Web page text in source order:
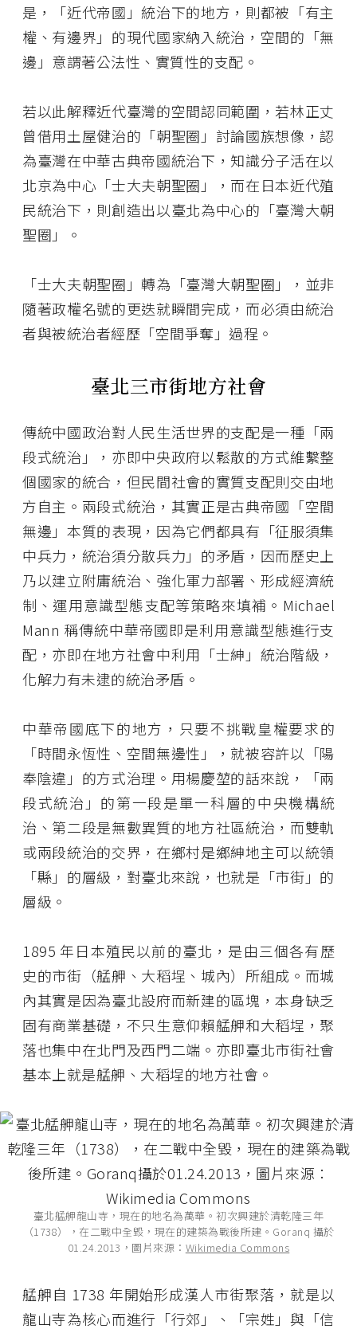
是，「近代帝國」統治下的地方，則都被「有主
權、有邊界」的現代國家納入統治，空間的「無
邊」意謂著公法性、實質性的支配。
若以此解釋近代臺灣的空間認同範圍，若林正丈
曾借用土屋健治的「朝聖圈」討論國族想像，認
為臺灣在中華古典帝國統治下，知識分子活在以
北京為中心「士大夫朝聖圈」，而在日本近代殖
民統治下，則創造出以臺北為中心的「臺灣大朝
聖圈」。
「士大夫朝聖圈」轉為「臺灣大朝聖圈」，並非
隨著政權名號的更迭就瞬間完成，而必須由統治
者與被統治者經歷「空間爭奪」過程。
臺北三市街地方社會
傳統中國政治對人民生活世界的支配是一種「兩
段式統治」，亦即中央政府以鬆散的方式維繫整
個國家的統合，但民間社會的實質支配則交由地
方自主。兩段式統治，其實正是古典帝國「空間
無邊」本質的表現，因為它們都具有「征服須集
中兵力，統治須分散兵力」的矛盾，因而歷史上
乃以建立附庸統治、強化軍力部署、形成經濟統
制、運用意識型態支配等策略來填補。Michael
Mann 稱傳統中華帝國即是利用意識型態進行支
配，亦即在地方社會中利用「士紳」統治階級，
化解力有未逮的統治矛盾。
中華帝國底下的地方，只要不挑戰皇權要求的
「時間永恆性、空間無邊性」，就被容許以「陽
奉陰違」的方式治理。用楊慶堃的話來說，「兩
段式統治」的第一段是單一科層的中央機構統
治、第二段是無數異質的地方社區統治，而雙軌
或兩段統治的交界，在鄉村是鄉紳地主可以統領
「縣」的層級，對臺北來說，也就是「市街」的
層級。
1895 年日本殖民以前的臺北，是由三個各有歷
史的市街（艋舺、大稻埕、城內）所組成。而城
內其實是因為臺北設府而新建的區塊，本身缺乏
固有商業基礎，不只生意仰賴艋舺和大稻埕，聚
落也集中在北門及西門二端。亦即臺北市街社會
基本上就是艋舺、大稻埕的地方社會。
臺北艋舺龍山寺，現在的地名為萬華。初次興建於清乾隆三年
（1738），在二戰中全毀，現在的建築為戰後所建。Goranq 攝於
01.24.2013，圖片來源： Wikimedia Commons
艋舺自 1738 年開始形成漢人市街聚落，就是以
龍山寺為核心而進行「行郊」、「宗姓」與「信